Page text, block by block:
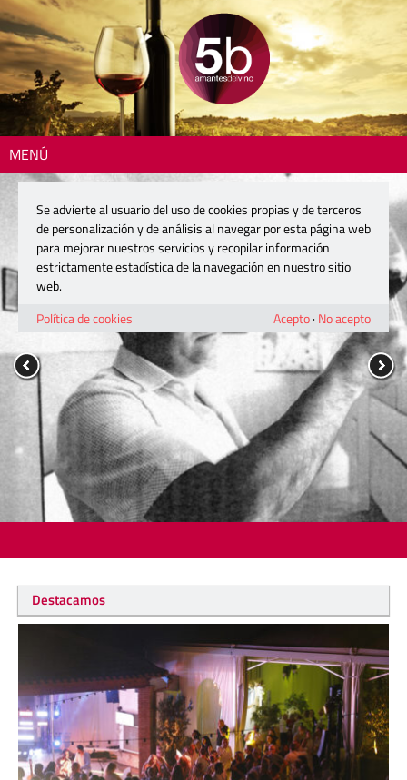
MENÚ
Destacamos
Se advierte al usuario del uso de cookies propias y de terceros
de personalización y de análisis al navegar por esta página web
para mejorar nuestros servicios y recopilar información
estrictamente estadística de la navegación en nuestro sitio
web.
Política de cookies
Acepto· No acepto